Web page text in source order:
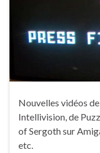
Nouvelles vidéos
Intellivision, de
of Sergoth sur
etc.